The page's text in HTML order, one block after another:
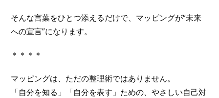
そんな言葉をひとつ添えるだけで、マッピングが“未来
への宣言”になります。
＊＊＊＊
マッピングは、ただの整理術ではありません。
「自分を知る」「自分を表す」ための、やさしい自己対